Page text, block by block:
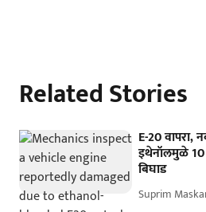
Related Stories
E-20 वापरा,
इथेनॉलमुळे 10
बिघाड
Suprim